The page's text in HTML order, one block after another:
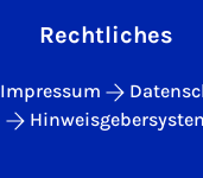
Rechtliches
Impressum